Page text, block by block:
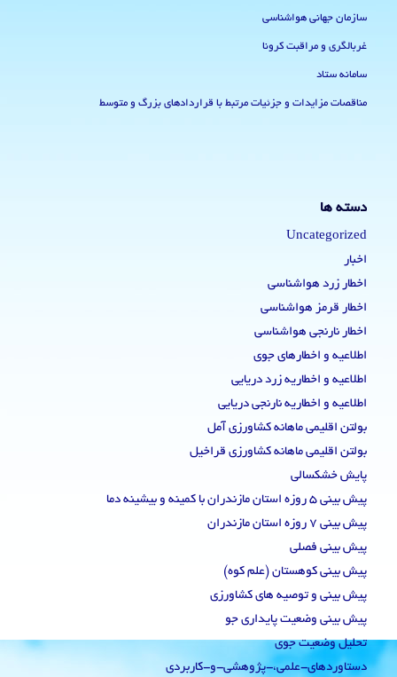
سازمان جهانی هواشناسی
غربالگری و مراقبت کرونا
سامانه ستاد
مناقصات مزایدات و جزئیات مرتبط با قراردادهای بزرگ و متوسط
دسته ها
Uncategorized
اخبار
اخطار زرد هواشناسی
اخطار قرمز هواشناسی
اخطار نارنجی هواشناسی
اطلاعیه و اخطارهای جوی
اطلاعیه و اخطاریه زرد دریایی
اطلاعیه و اخطاریه نارنجی دریایی
بولتن اقلیمی ماهانه کشاورزی آمل
بولتن اقلیمی ماهانه کشاورزی قراخیل
پایش خشکسالی
پیش بینی 5 روزه استان مازندران با کمینه و بیشینه دما
پیش بینی 7 روزه استان مازندران
پیش بینی فصلی
پیش بینی کوهستان (علم کوه)
پیش بینی و توصیه های کشاورزی
پیش بینی وضعیت پایداری جو
تحلیل وضعیت جوی
دستاوردهای-علمی،-پژوهشی-و-کاربردی